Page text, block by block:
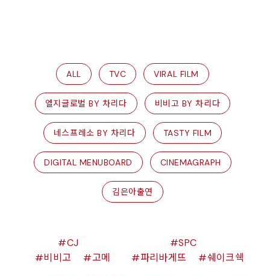
ALL TVC VIRAL FILM
엘지글로벌 BY 차리다 비비고 BY 차리다
네스프레소 BY 차리다 TASTY FILM
DIGITAL MENUBOARD CINEMAGRAPH
김은아출연
CJ
비비고
고메
SPC
파리바게뜨
쉐이크쉑